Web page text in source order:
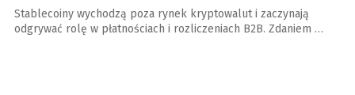
Stablecoiny wychodzą poza rynek kryptowalut i zaczynają
odgrywać rolę w płatnościach i rozliczeniach B2B. Zdaniem …